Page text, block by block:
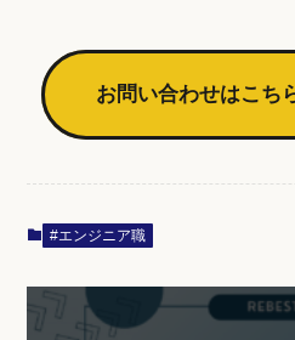
お問い合わせはこち
#エンジニア職